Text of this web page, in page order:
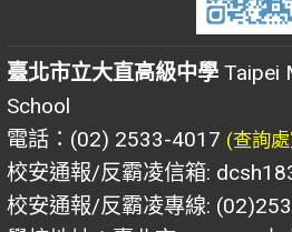
臺北市立大直高級中學 Taipei
School
電話：(02) 2533-4017 (查詢
校安通報/反霸凌信箱:
校安通報/反霸凌專線: